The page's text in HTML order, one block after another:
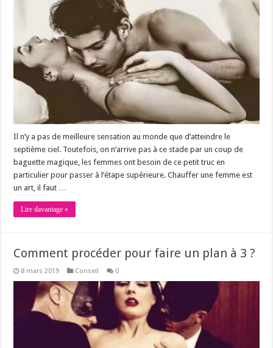
Il n’y a pas de meilleure sensation au monde que d’atteindre le
septième ciel. Toutefois, on n’arrive pas à ce stade par un coup de
baguette magique, les femmes ont besoin de ce petit truc en
particulier pour passer à l’étape supérieure. Chauffer une femme est
un art, il faut …
Lire davantage »
Comment procéder pour faire un plan à 3 ?
8 mars 2019 Conseil 0